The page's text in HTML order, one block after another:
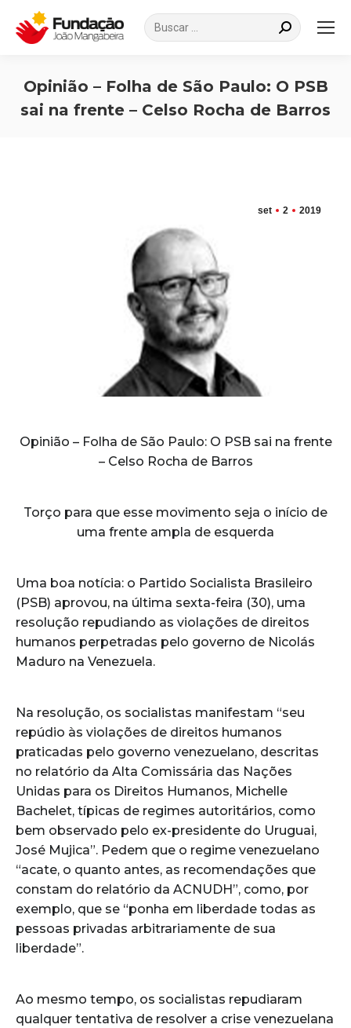
Search:
Opinião – Folha de São Paulo: O PSB
sai na frente – Celso Rocha de Barros
set 2 2019
Opinião – Folha de São Paulo: O PSB sai na frente
– Celso Rocha de Barros
Torço para que esse movimento seja o início de
uma frente ampla de esquerda
Uma boa notícia: o Partido Socialista Brasileiro
(PSB) aprovou, na última sexta-feira (30), uma
resolução repudiando as violações de direitos
humanos perpetradas pelo governo de Nicolás
Maduro na Venezuela.
Na resolução, os socialistas manifestam “seu
repúdio às violações de direitos humanos
praticadas pelo governo venezuelano, descritas
no relatório da Alta Comissária das Nações
Unidas para os Direitos Humanos, Michelle
Bachelet, típicas de regimes autoritários, como
bem observado pelo ex-presidente do Uruguai,
José Mujica”. Pedem que o regime venezuelano
“acate, o quanto antes, as recomendações que
constam do relatório da ACNUDH”, como, por
exemplo, que se “ponha em liberdade todas as
pessoas privadas arbitrariamente de sua
liberdade”.
Ao mesmo tempo, os socialistas repudiaram
qualquer tentativa de resolver a crise venezuelana